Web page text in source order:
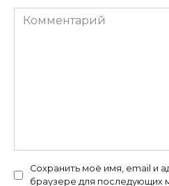
Комментарий
Сохранить моё имя, email и
браузере для последующих